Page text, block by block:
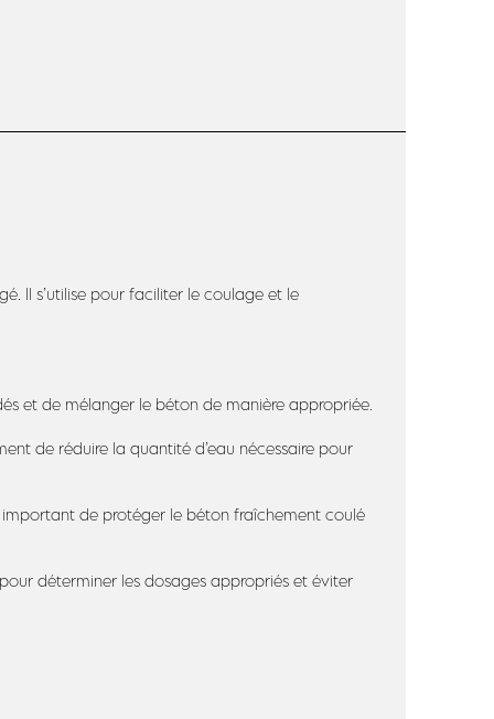
Il s’utilise pour faciliter le coulage et le
et de mélanger le béton de manière appropriée.
de réduire la quantité d’eau nécessaire pour
important de protéger le béton fraîchement coulé
déterminer les dosages appropriés et éviter